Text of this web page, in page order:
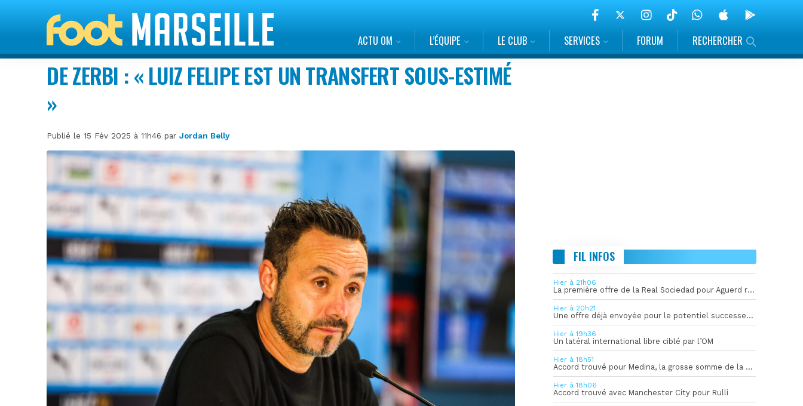
ACTU OM L’ÉQUIPE LE CLUB SERVICES FORUM RECHERCHER
DE ZERBI : « LUIZ FELIPE EST UN TRANSFERT SOUS-ESTIMÉ
»
Publié le 15 Fév 2025 à 11h46 parJordan Belly
FIL INFOS
Hier à 21h06
La première offre de la Real Sociedad pour Aguerd refusée par l’OM
Hier à 20h21
Une offre déjà envoyée pour le potentiel successeur de Rulli
Hier à 19h36
Un latéral international libre ciblé par l’OM
Hier à 18h51
Accord trouvé pour Medina, la grosse somme de la vente dévoilée
Hier à 18h06
Accord trouvé avec Manchester City pour Rulli